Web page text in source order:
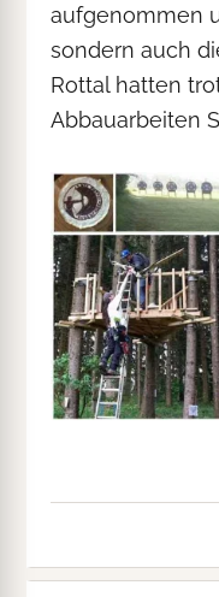
aufgenommen
sondern auch
Rottal hatten
Abbauarbeiten